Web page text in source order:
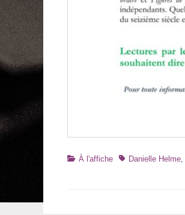
Catégories
À l'affiche TagsDanielle Helme,